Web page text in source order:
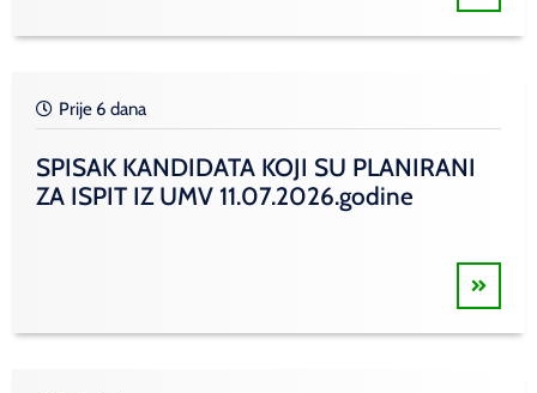
Prije 6 dana
SPISAK KANDIDATA KOJI SU PLANIRANI
ZA ISPIT IZ UMV 11.07.2026.godine